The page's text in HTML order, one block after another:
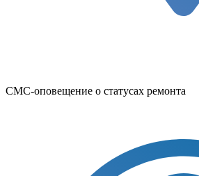
СМС-оповещение о статусах ремонта